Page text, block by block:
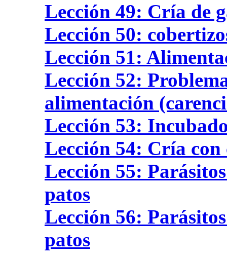
Lección 49: Cría de
Lección 50:
Lección 51:
Lección 52:
alimentación
Lección 53:
Lección 54: Cría con
Lección 55:
patos
Lección 56:
patos